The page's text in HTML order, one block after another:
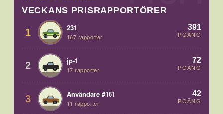
VECKANS PRISRAPPORTÖRER
1 231
167 rapporter
391
POÄNG
2 jp-1
17 rapporter
72
POÄNG
3 Användare #161
11 rapporter
42
POÄNG